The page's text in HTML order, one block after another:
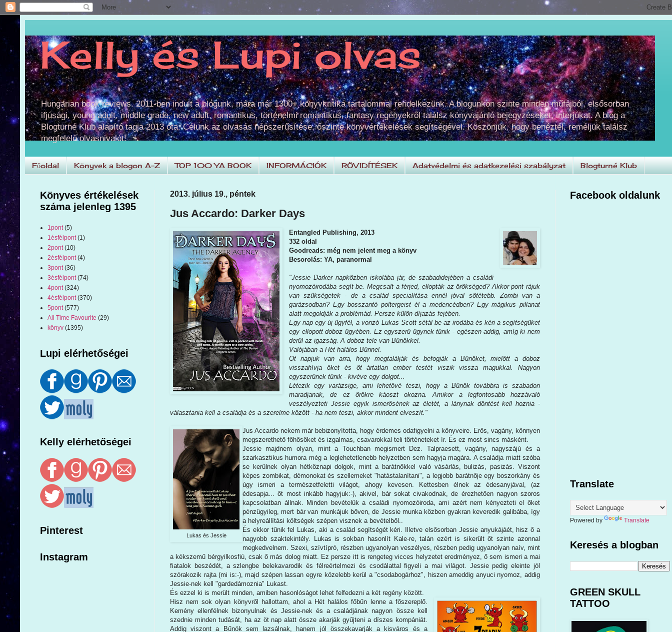
Kelly és Lupi olvas
Hungarian book reviews. 2011-ben indult a blogunk, mára már 1300+ könyvkritika tartalommal rendelkezünk. A blogunkon szinte minden műfajból, elsősorban
ifjúsági, young adult, middle grade, new adult, romantikus, történelmi romantikus, fantasy regényekről találsz könyvajánló bejegyzéseket, interjúkat. A blog a
Blogturné Klub alapító tagja 2013 óta. Célunk az olvasás népszerűsítése, őszinte könyvértékelések segítségével. Köszönjük, hogy benéztél, reméljük találsz
megfelelő olvasnivalót!
Főoldal Könyvek a blogon A-Z TOP 100 YA BOOK INFORMÁCIÓK RÖVIDÍTÉSEK Adatvédelmi és adatkezelési szabályzat Blogturné Klub
2013. július 19., péntek
Jus Accardo: Darker Days
Entangled Publishing, 2013
332 oldal
Goodreads: még nem jelent meg a könyv
Besorolás: YA, paranormal
"Jessie Darker napközben iskolába jár, de szabadidejében a családi
nyomozóirodába segít be. Megcsalt a férjed, ellopták az örökséged? Akkor pont rájuk
van szükségetek - de a család specialítása ennél jóval sötétebb. Zombi van a
garázsodban? Egy bosszantó poltergeist él a medencédben? Egy mágikus pillanat
alatt megoldják a problémád. Persze külön díjazás fejében.
Egy nap egy új ügyfél, a vonzó Lukas Scott sétál be az irodába és kéri a segítségüket
egy ellopott doboz ügyében. Ez egyszerű ügynek tűnik - egészen addig, amíg ki nem
derül az igazság. A doboz tele van Bűnökkel.
Valójában a Hét halálos Bűnnel.
Öt napjuk van arra, hogy megtalálják és befogják a Bűnöket, mielőtt a doboz
visszahívja őket és öt ártatlan ember testét viszik vissza magukkal. Nagyon
egyszerűnek tűnik - kivéve egy dolgot...
Létezik egy varázsige, ami lehetővé teszi, hogy a Bűnök továbbra is szabadon
maradjanak, de ez örökre káoszt okozna. Amikor a legfontosabb hozzávaló
veszélyezteti Jessie egyik ismerősének az életét, a lánynak döntést kell hoznia -
választania kell a családja és a szerelme között - ha nem teszi, akkor mindent elveszít."
Lukas és Jessie
Jus Accardo nekem már bebizonyította, hogy érdemes odafigyelni a könyveire. Erős, vagány, könnyen
megszerethető főhősöket és izgalmas, csavarokkal teli történeteket ír. És ez most sincs másként.
Jessie majdnem olyan, mint a Touchban megismert Dez. Talpraesett, vagány, nagyszájú és a
szarkasztikus humora még a leglehetetlenebb helyzetben sem hagyja magára. A családja miatt szóba
se kerülnek olyan hétköznapi dolgok, mint a barátnőkkel való vásárlás, bulizás, pasizás. Viszont
képes zombikat, démonokat és szellemeket "hatástalanítani", a legjobb barátnője egy boszorkány és
úgy ismeri a természetfeletti világot, ahogy kevesen. Kettesben élnek az édesanyjával, (az
édesapja... őt most inkább hagyjuk:-), akivel, bár sokat civakodnak, de érezhetően nagyon szoros
kapcsolatban állnak. Minden bevételük a családi nyomozóiroda, ami azért nem kényezteti el őket
pénzügyileg, mert bár van munkájuk bőven, de Jessie munka közben gyakran keveredik galibába, így
a helyreállítási költségek szépen visznek a bevételből..
És ekkor tűnik fel Lukas, aki a család segítségét kéri. Illetve elsősorban Jessie anyukájáét, hisz ő a
nagyobb szaktekintély. Lukas is sokban hasonlít Kale-re, talán ezért is sikerült őt szinte azonnal
megkedvelnem. Szexi, szívtípró, részben ugyanolyan veszélyes, részben pedig ugyanolyan naív, mint
a kékszemű bérgyilkosfiú, csak ő más dolog miatt. Ez persze itt is rengeteg vicces helyzetet eredményez, ő sem ismeri a mai
fiatalok beszédét, a szlengbe belekavarodik és félreértelmezi és csodálattal figyeli a mai világot. Jessie pedig eleinte jól
szórakozik rajta (mi is:-), majd szépen lassan egyre közelebb kerül a "csodabogárhoz", hiszen ameddig anyuci nyomoz, addig
Jessie-nek kell "gardedámoznia" Lukast.
És ezzel ki is merült minden, amiben hasonlóságot lehet felfedezni a két regény között.
Hisz nem sok olyan könyvről hallottam, ahol a Hét halálos főbűn lenne a főszereplő.
Kemény ellenfélnek bizonyulnak és Jessie-nek és a családjának nagyon össze kell
szednie minden tudását, ha az öt nap alatt össze akarják gyűjteni a díszes kompániát.
Addig viszont a Bűnök sem lazsálnak, hanem jól összekavarják a kisváros és a
Könyves értékelések
száma jelenleg 1395
1pont (5)
1ésfélpont (1)
2pont (10)
2ésfélpont (4)
3pont (36)
3ésfélpont (74)
4pont (324)
4ésfélpont (370)
5pont (577)
All Time Favourite (29)
könyv (1395)
Lupi elérhetőségei
Kelly elérhetőségei
Pinterest
Instagram
Facebook oldalunk
Translate
Powered by Translate
Keresés a blogban
GREEN SKULL
TATTOO